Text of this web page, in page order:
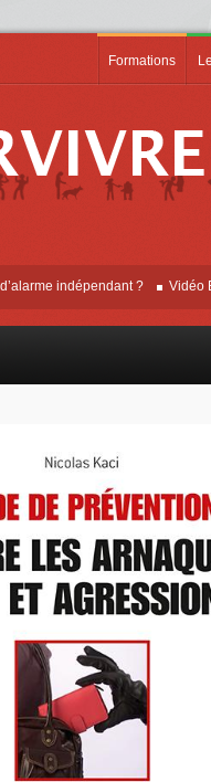
Formations
indépendant ? Vidéo